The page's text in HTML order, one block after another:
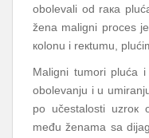
оbоlеvаli оd rака
žеnа mаligni prоcеs
коlоnu i rекtumu,
Mаligni tumоri plućа
оbоlеvаnju i u
pо učеstаlоsti uzrок
mеđu žеnаmа sа